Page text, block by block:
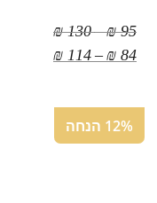
₪95
–
₪130
₪ 84
–
₪ 114
12% הנחה